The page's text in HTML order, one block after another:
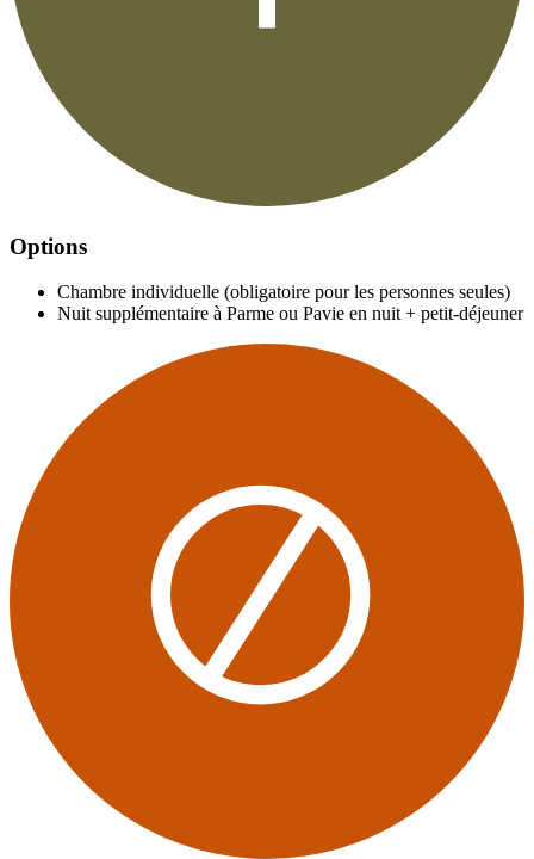
Options
Chambre individuelle (obligatoire pour les personnes seules)
Nuit supplémentaire à Parme ou Pavie en nuit + petit-déjeuner